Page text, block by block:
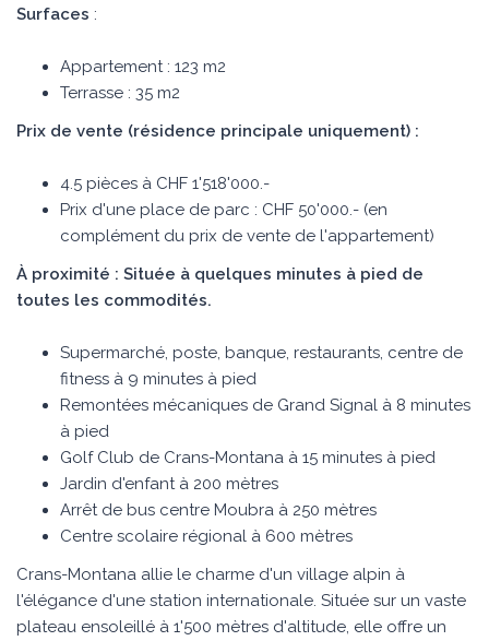
Surfaces :
Appartement : 123 m2
Terrasse : 35 m2
Prix de vente (résidence principale uniquement) :
4.5 pièces à CHF 1'518'000.-
Prix d'une place de parc : CHF 50'000.- (en
complément du prix de vente de l'appartement)
À proximité : Située à quelques minutes à pied de
toutes les commodités.
Supermarché, poste, banque, restaurants, centre de
fitness à 9 minutes à pied
Remontées mécaniques de Grand Signal à 8 minutes
à pied
Golf Club de Crans-Montana à 15 minutes à pied
Jardin d'enfant à 200 mètres
Arrêt de bus centre Moubra à 250 mètres
Centre scolaire régional à 600 mètres
Crans-Montana allie le charme d'un village alpin à
l'élégance d'une station internationale. Située sur un vaste
plateau ensoleillé à 1'500 mètres d'altitude, elle offre un